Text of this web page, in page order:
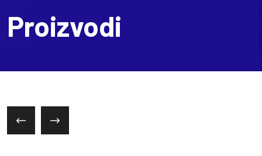
Proizvodi